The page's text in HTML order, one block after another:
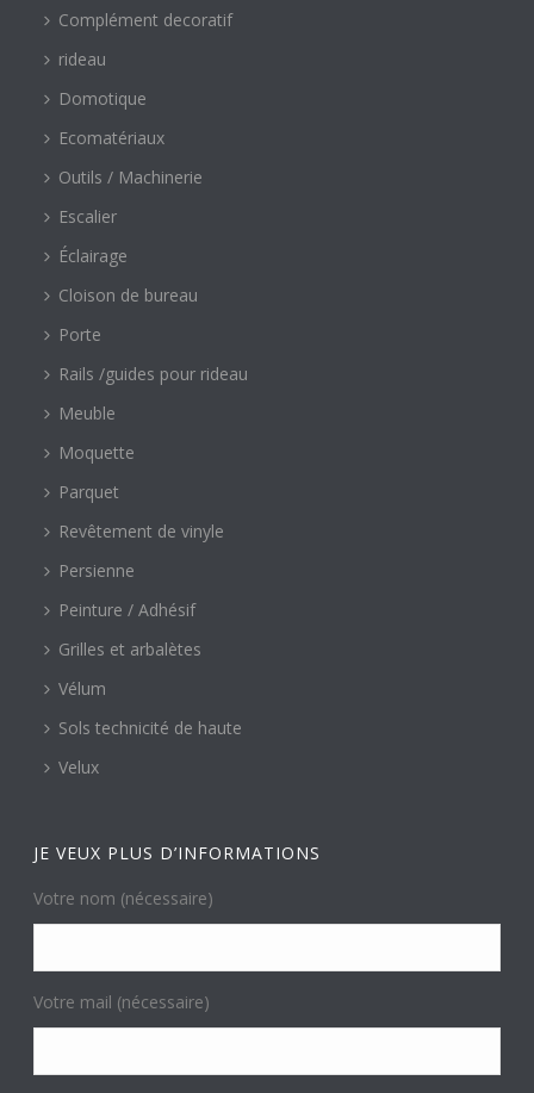
Complément decoratif
rideau
Domotique
Ecomatériaux
Outils / Machinerie
Escalier
Éclairage
Cloison de bureau
Porte
Rails /guides pour rideau
Meuble
Moquette
Parquet
Revêtement de vinyle
Persienne
Peinture / Adhésif
Grilles et arbalètes
Vélum
Sols technicité de haute
Velux
JE VEUX PLUS D’INFORMATIONS
Votre nom (nécessaire)
Votre mail (nécessaire)